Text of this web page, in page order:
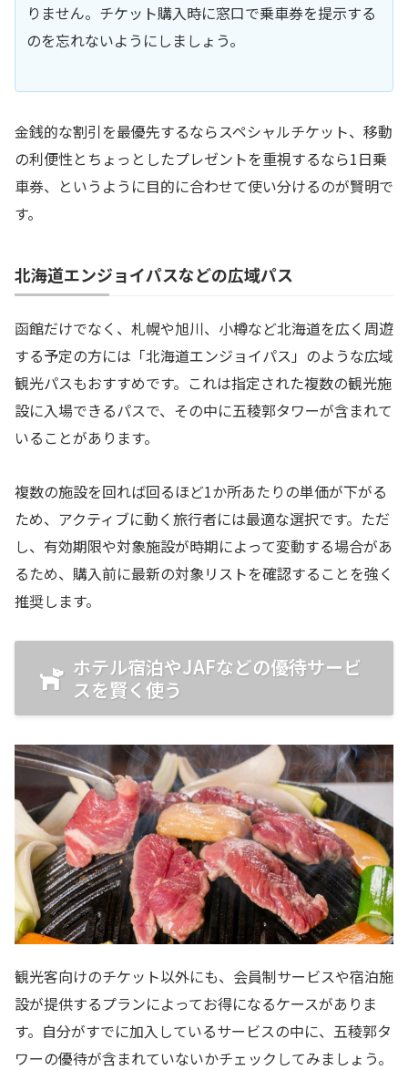
りません。チケット購入時に窓口で乗車券を提示する
のを忘れないようにしましょう。
金銭的な割引を最優先するならスペシャルチケット、移動
の利便性とちょっとしたプレゼントを重視するなら1日乗
車券、というように目的に合わせて使い分けるのが賢明で
す。
北海道エンジョイパスなどの広域パス
函館だけでなく、札幌や旭川、小樽など北海道を広く周遊
する予定の方には「北海道エンジョイパス」のような広域
観光パスもおすすめです。これは指定された複数の観光施
設に入場できるパスで、その中に五稜郭タワーが含まれて
いることがあります。
複数の施設を回れば回るほど1か所あたりの単価が下がる
ため、アクティブに動く旅行者には最適な選択です。ただ
し、有効期限や対象施設が時期によって変動する場合があ
るため、購入前に最新の対象リストを確認することを強く
推奨します。
ホテル宿泊やJAFなどの優待サービ
スを賢く使う
観光客向けのチケット以外にも、会員制サービスや宿泊施
設が提供するプランによってお得になるケースがありま
す。自分がすでに加入しているサービスの中に、五稜郭タ
ワーの優待が含まれていないかチェックしてみましょう。